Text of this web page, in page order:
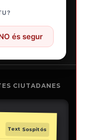
és segur
CIUTADANES
Text Sospitós